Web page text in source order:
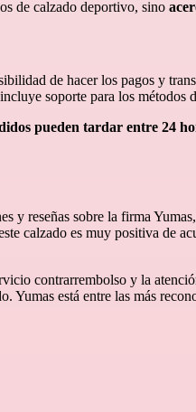
de calzado deportivo, sino
de hacer los pagos y
soporte para los métodos
pueden tardar entre 24
y reseñas sobre la firma
calzado es muy positiva de
contrarrembolso y la
Yumas está entre las más